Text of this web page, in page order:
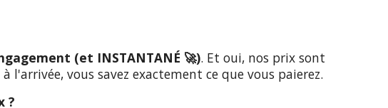
(et INSTANTANÉ 🚀). Et oui, nos prix sont
l'arrivée, vous savez exactement ce que vous paierez.
?